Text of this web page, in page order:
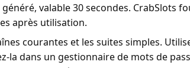
valable 30 secondes. CrabSlots
après utilisation.
courantes et les suites simples.
la dans un gestionnaire de mots de